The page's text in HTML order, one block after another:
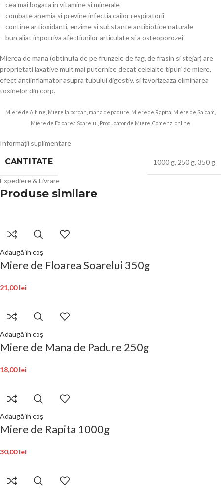
– cea mai bogata in vitamine si minerale
– combate anemia si previne infectia cailor respiratorii
– contine antioxidanti, enzime si substante antibiotice naturale
– bun aliat impotriva afectiunilor articulate si a osteoporozei
Mierea de mana (obtinuta de pe frunzele de fag, de frasin si stejar) are
proprietati laxative mult mai puternice decat celelalte tipuri de miere,
efect antiinflamator asupra tubului digestiv, si favorizeaza eliminarea
toxinelor din corp.
Miere de Albine, Miere la borcan, mana de padure, Miere de Rapita, Miere de Salcam,
Miere de Foloarea Soarelui, Producator de Miere, Comenzi online
Informații suplimentare
CANTITATE 1000 g, 250 g, 350 g
Expediere & Livrare
Produse similare
Adaugă în coș
Miere de Floarea Soarelui 350g
21,00lei
Adaugă în coș
Miere de Mana de Padure 250g
18,00lei
Adaugă în coș
Miere de Rapita 1000g
30,00lei